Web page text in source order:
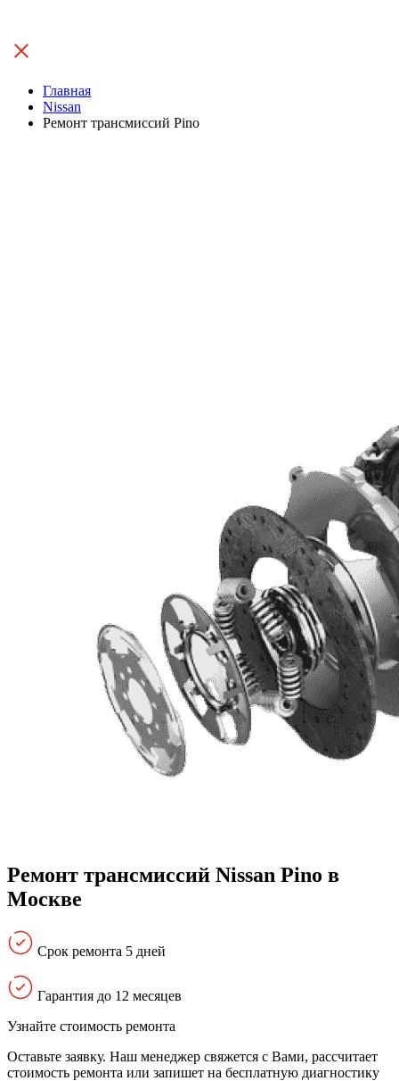
Главная
Nissan
Ремонт трансмиссий Pino
Ремонт трансмиссий Nissan Pino в
Москве
Срок ремонта 5 дней
Гарантия до 12 месяцев
Узнайте стоимость ремонта
Оставьте заявку. Наш менеджер свяжется с Вами, расcчитает
стоимость ремонта или запишет на бесплатную диагностику